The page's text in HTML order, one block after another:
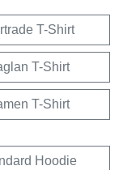
T-Shirt
T-Shirt
T-Shirt
Hoodie